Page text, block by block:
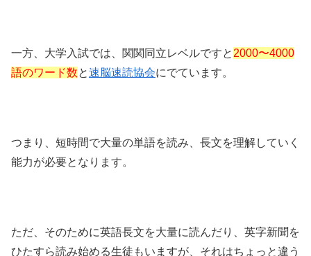
一方、大学入試では、関関同立レベルですと 2000〜4000
語のワード数と速脳速読協会にでています。
つまり、短時間で大量の単語を読み、長文を理解していく
能力が必要となります。
ただ、そのために英語長文を大量に読んだり、英字新聞を
ひたすら読み始める生徒もいますが、それはちょっと違う